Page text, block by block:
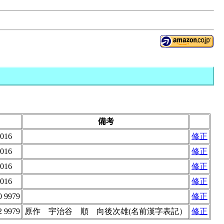
備考
修正
修正
修正
修正
9979
修正
9979 原作 宇治谷 順 向後次雄(名前漢字表記） 修正